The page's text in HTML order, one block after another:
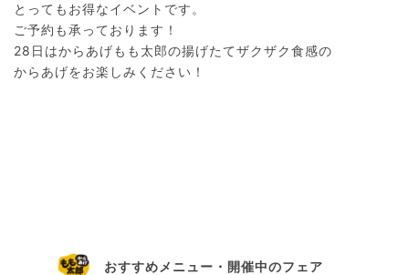
とってもお得なイベントです。
ご予約も承っております！
28日はからあげもも太郎の揚げたてザクザク食感の
からあげをお楽しみください！
おすすめメニュー・開催中のフェア